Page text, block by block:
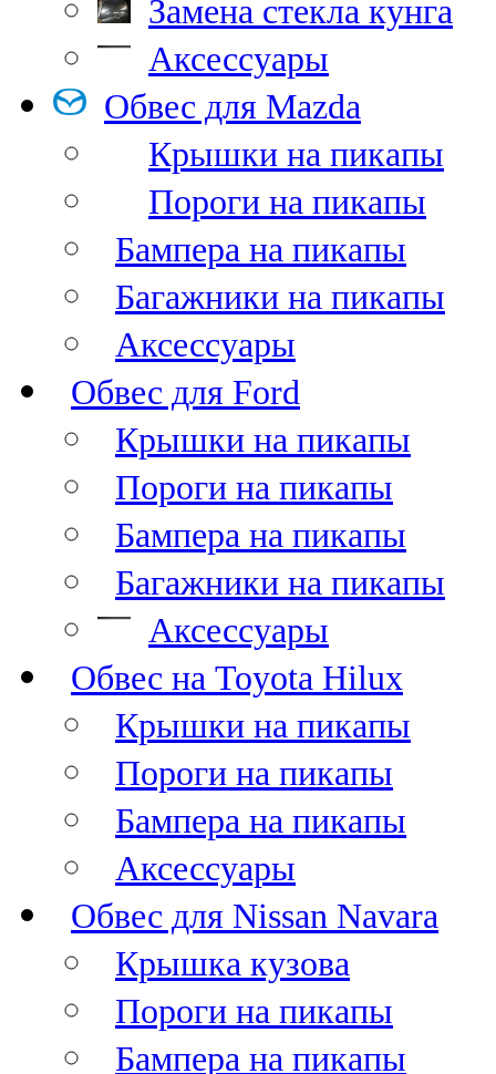
Замена стекла кунга
Аксессуары
Обвес для Mazda
Крышки на пикапы
Пороги на пикапы
Бампера на пикапы
Багажники на пикапы
Аксессуары
Обвес для Ford
Крышки на пикапы
Пороги на пикапы
Бампера на пикапы
Багажники на пикапы
Аксессуары
Обвес на Toyota Hilux
Крышки на пикапы
Пороги на пикапы
Бампера на пикапы
Аксессуары
Обвес для Nissan Navara
Крышка кузова
Пороги на пикапы
Бампера на пикапы